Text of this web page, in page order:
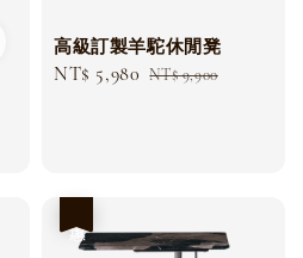
高級訂製羊駝休閒凳
Sale
NT$ 5,980 Regular
NT$ 9,900